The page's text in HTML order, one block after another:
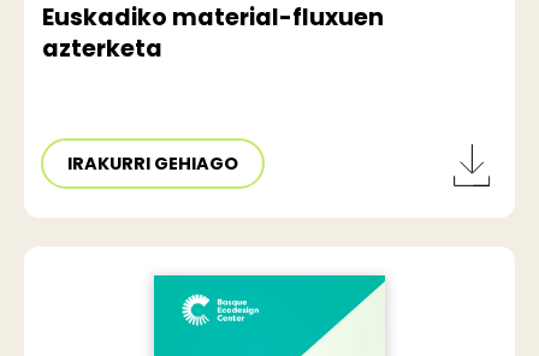
Euskadiko material-fluxuen
azterketa
IRAKURRI GEHIAGO